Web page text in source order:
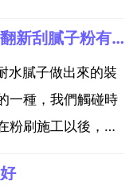
舊牆翻新用什麼膩子粉？舊房翻新刮膩子粉有什麼方法？
水膩子做出來的裝
一種，我們觸碰時
粉刷施工以後，表
子會給我們的一種